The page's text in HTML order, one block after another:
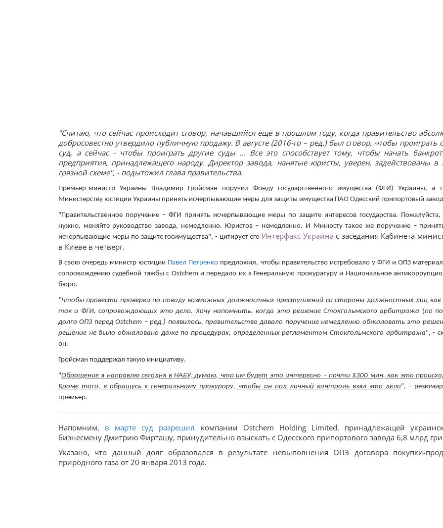
"Считаю, что сейчас происходит сговор, начавшийся еще в прошлом году, когда правительство
добросовестно утвердило публичную продажу. В августе (2016-го – ред.) был сговор, чтобы проиграть
суд, а сейчас - чтобы проиграть другие суды … Все это способствует тому, чтобы начать
предприятия, принадлежащего народу. Директор завода, нанятые юристы, уверен, задействованы в
грязной схеме", - подытожил глава правительства.
Премьер-министр Украины Владимир Гройсман поручил Фонду государственного имущества (ФГИ) Украины, а
Министерству юстиции Украины принять исчерпывающие меры для защиты имущества ПАО Одесский припортовый
"Правительственное поручение – ФГИ принять исчерпывающие меры по защите интересов государства. Пожалуйста,
нужно, меняйте руководство завода, немедленно. Юристов – немедленно. И Минюсту такое же поручение –
исчерпывающие меры по защите госимущества", - цитирует его Интерфакс-Украина с заседания Кабинета
в Киеве в четверг.
В свою очередь министр юстиции Павел Петренко предложил, чтобы правительство истребовало у ФГИ и ОПЗ
сопровождению судебной тяжбы с Ostchem и передало их в Генеральную прокуратуру и Национальное
бюро.
"Чтобы провести проверки по поводу возможных должностных преступлений со стороны должностных лиц как
так и ФГИ, сопровождающих это дело. Хочу напомнить, когда это решение Стокгольмского арбитража (по
долга ОПЗ перед Ostchem – ред.) появилось, правительство давало поручение немедленно обжаловать это
решение не было обжаловано даже по процедурах, определенных регламентом Стокгольмского арбитража", -
он.
Гройсман поддержал такую инициативу.
"Обращение я направлю сегодня в НАБУ, думаю, что им будет это интересно – почти $300 млн, как это
Кроме того, я обращусь к генеральному прокурору, чтобы он под личный контроль взял это дело", -
премьер.
Напомним, в марте суд разрешил компании Ostchem Holding Limited, принадлежащей
бизнесмену Дмитрию Фирташу, принудительно взыскать с Одесского припортового завода 6,8 млрд
Указано, что данный долг образовался в результате невыполнения ОПЗ договора покупки-
природного газа от 20 января 2013 года.